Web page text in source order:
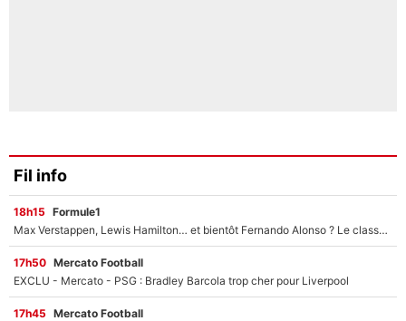
Fil info
18h15 Formule1
Max Verstappen, Lewis Hamilton… et bientôt Fernando Alonso ? Le classement des pilotes les mieux payés en Formule 1 risque de changer !
17h50 Mercato Football
EXCLU - Mercato - PSG : Bradley Barcola trop cher pour Liverpool
17h45 Mercato Football